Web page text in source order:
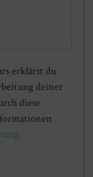
erklärst du
deiner
diese